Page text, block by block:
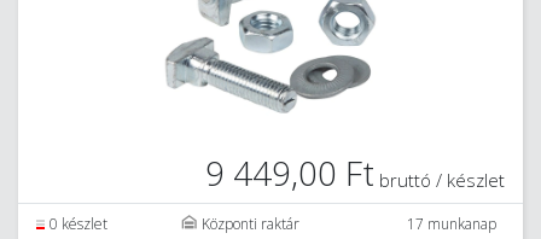
9 449,00 Ft bruttó / készlet
0 készlet Központi raktár
17 munkanap